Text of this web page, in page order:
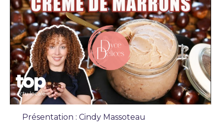
Présentation : Cindy Massoteau